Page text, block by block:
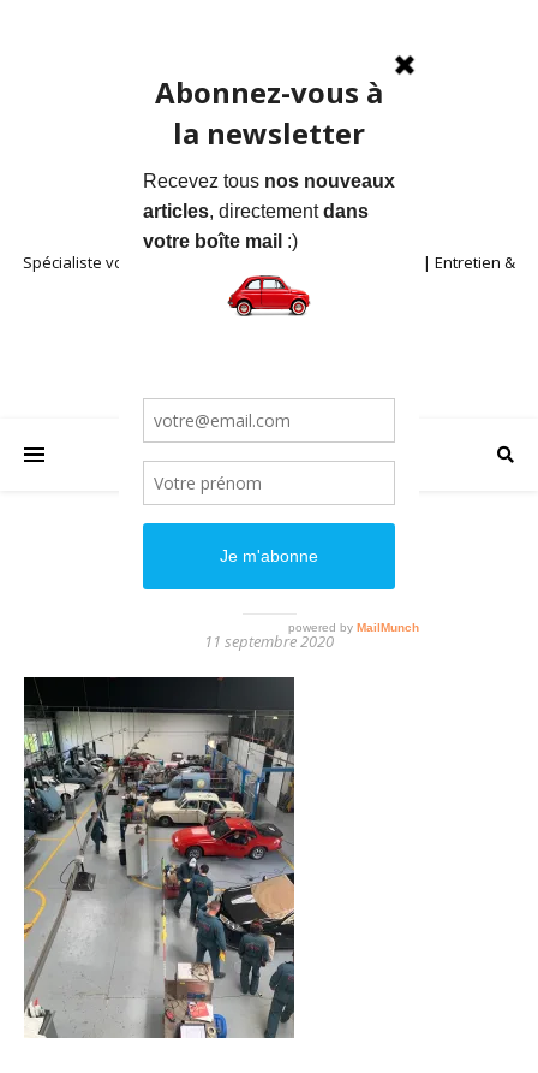
Spécialiste voitures anciennes en Provence | Location | Entretien &
Restauration | Blog
ATELIER_CNVA (2)
11 septembre 2020